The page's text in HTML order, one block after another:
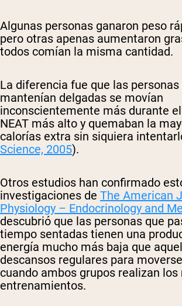
Algunas personas ganaron peso
pero otras apenas aumentaron
todos comían la misma cantidad.
La diferencia fue que las personas
mantenían delgadas se movían
inconscientemente más durante
NEAT más alto y quemaban la
calorías extra sin siquiera
Science, 2005).
Otros estudios han confirmado
investigaciones de The American
Physiology – Endocrinology and
descubrió que las personas que
tiempo sentadas tienen una
energía mucho más baja que
descansos regulares para
cuando ambos grupos realizan
entrenamientos.